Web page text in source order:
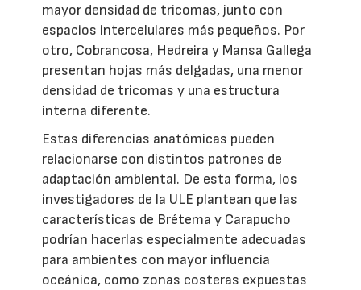
mayor densidad de tricomas, junto con
espacios intercelulares más pequeños. Por
otro, Cobrancosa, Hedreira y Mansa Gallega
presentan hojas más delgadas, una menor
densidad de tricomas y una estructura
interna diferente.
Estas diferencias anatómicas pueden
relacionarse con distintos patrones de
adaptación ambiental. De esta forma, los
investigadores de la ULE plantean que las
características de Brétema y Carapucho
podrían hacerlas especialmente adecuadas
para ambientes con mayor influencia
oceánica, como zonas costeras expuestas